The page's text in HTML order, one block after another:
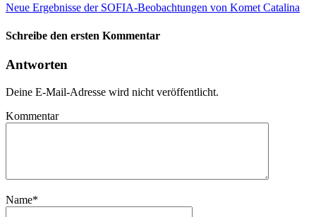
Neue Ergebnisse der SOFIA-Beobachtungen von Komet Catalina
Schreibe den ersten Kommentar
Antworten
Deine E-Mail-Adresse wird nicht veröffentlicht.
Kommentar
Name*